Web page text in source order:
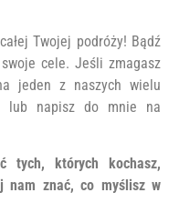
Twojej podróży! Bądź
cele. Jeśli zmagasz
jeden z naszych wielu
lub napisz do mnie na
tych, których kochasz,
nam znać, co myślisz w